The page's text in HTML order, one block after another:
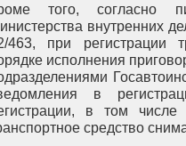
того, согласно
внутренних
463, при регистрации
исполнения
в
в том
средство